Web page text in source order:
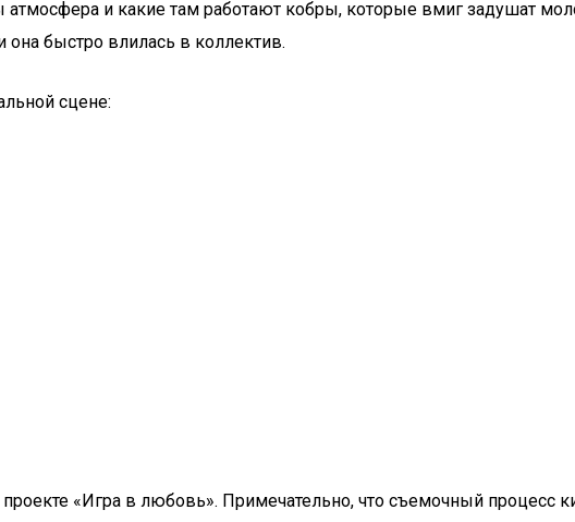
атмосфера и какие там работают кобры, которые вмиг задушат
она быстро влилась в коллектив.
сцене:
«Игра в любовь». Примечательно, что съемочный процесс